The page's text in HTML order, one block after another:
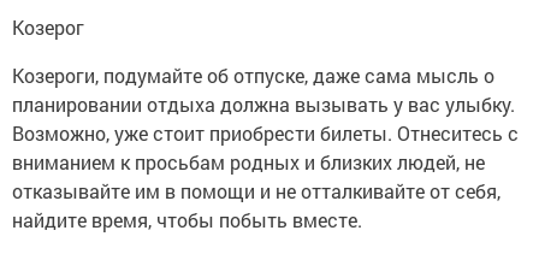
Козерог
Козероги, подумайте об отпуске, даже сама мысль о
планировании отдыха должна вызывать у вас улыбку.
Возможно, уже стоит приобрести билеты. Отнеситесь с
вниманием к просьбам родных и близких людей, не
отказывайте им в помощи и не отталкивайте от себя,
найдите время, чтобы побыть вместе.